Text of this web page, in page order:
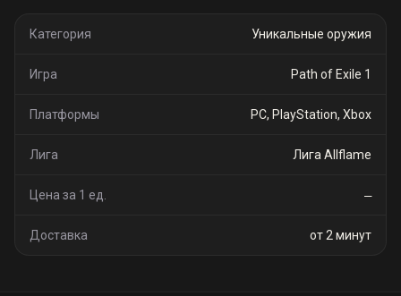
Категория Уникальные оружия
Игра Path of Exile 1
Платформы PC, PlayStation, Xbox
Лига Лига Allflame
Цена за 1 ед. —
Доставка от 2 минут